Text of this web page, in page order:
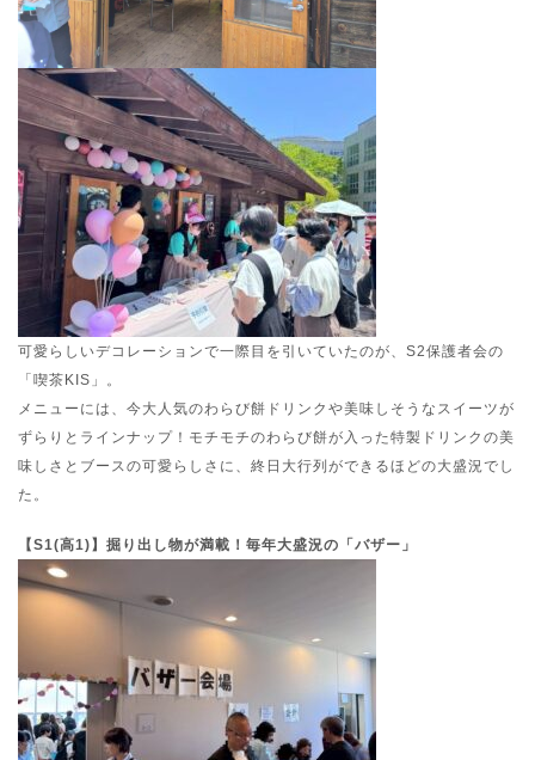
可愛らしいデコレーションで一際目を引いていたのが、S2保護者会の
「喫茶KIS」。
メニューには、今大人気のわらび餅ドリンクや美味しそうなスイーツが
ずらりとラインナップ！モチモチのわらび餅が入った特製ドリンクの美
味しさとブースの可愛らしさに、終日大行列ができるほどの大盛況でし
た。
【S1(高1)】掘り出し物が満載！毎年大盛況の「バザー」